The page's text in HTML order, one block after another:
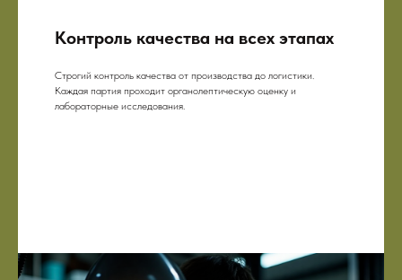
Контроль качества на всех этапах
Строгий контроль качества от производства до логистики.
Каждая партия проходит органолептическую оценку и
лабораторные исследования.